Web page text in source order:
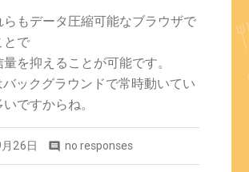
らもデータ圧縮可能なブラウザで
とで
を抑えることが可能です。
バックグラウンドで常時動いてい
ですからね。
26日 comment no responses